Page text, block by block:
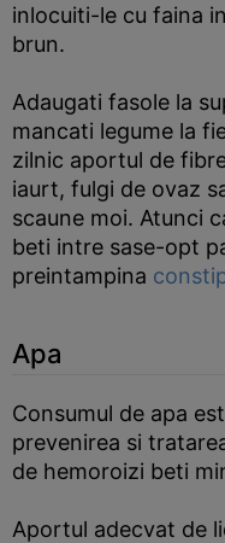
inlocuiti-le cu faina
brun.
Adaugati fasole la
mancati legume la
zilnic aportul de
iaurt, fulgi de ovaz
scaune moi. Atunci
beti intre sase-opt
preintampina
Apa
Consumul de apa
prevenirea si
de hemoroizi beti
Aportul adecvat de